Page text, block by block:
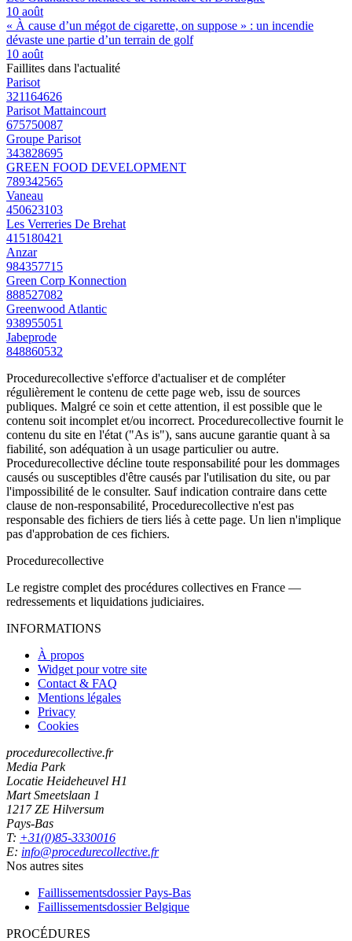
10 août
« À cause d’un mégot de cigarette, on suppose » : un incendie
dévaste une partie d’un terrain de golf
10 août
Faillites dans l'actualité
Parisot
321164626
Parisot Mattaincourt
675750087
Groupe Parisot
343828695
GREEN FOOD DEVELOPMENT
789342565
Vaneau
450623103
Les Verreries De Brehat
415180421
Anzar
984357715
Green Corp Konnection
888527082
Greenwood Atlantic
938955051
Jabeprode
848860532
Procedurecollective s'efforce d'actualiser et de compléter
régulièrement le contenu de cette page web, issu de sources
publiques. Malgré ce soin et cette attention, il est possible que le
contenu soit incomplet et/ou incorrect. Procedurecollective fournit le
contenu du site en l'état ("As is"), sans aucune garantie quant à sa
fiabilité, son adéquation à un usage particulier ou autre.
Procedurecollective décline toute responsabilité pour les dommages
causés ou susceptibles d'être causés par l'utilisation du site, ou par
l'impossibilité de le consulter. Sauf indication contraire dans cette
clause de non-responsabilité, Procedurecollective n'est pas
responsable des fichiers de tiers liés à cette page. Un lien n'implique
pas d'approbation de ces fichiers.
Procedurecollective
Le registre complet des procédures collectives en France —
redressements et liquidations judiciaires.
INFORMATIONS
À propos
Widget pour votre site
Contact & FAQ
Mentions légales
Privacy
Cookies
procedurecollective.fr
Media Park
Locatie Heideheuvel H1
Mart Smeetslaan 1
1217 ZE Hilversum
Pays-Bas
T: +31(0)85-3330016
E: info@procedurecollective.fr
Nos autres sites
Faillissementsdossier Pays-Bas
Faillissementsdossier Belgique
PROCÉDURES